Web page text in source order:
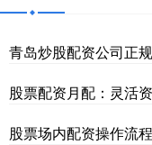
青岛炒股配资公司正
股票配资月配：灵活
股票场内配资操作流